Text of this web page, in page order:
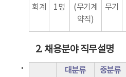
회계 1명
(무기계
약직)
무기
2. 채용분야 직무설명
대분류 중분류